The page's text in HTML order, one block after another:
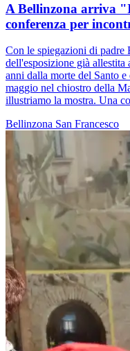
A Bellinzona arriva
conferenza per
Con le spiegazioni di padre
dell'esposizione già
anni dalla morte del Santo
maggio nel chiostro della
illustriamo la mostra. Una
Bellinzona San Francesco